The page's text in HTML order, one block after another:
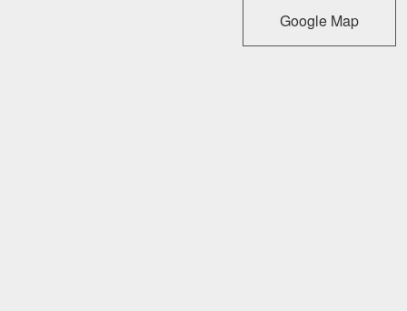
Google Map